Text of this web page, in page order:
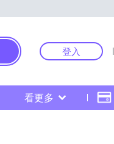
登入
看更多